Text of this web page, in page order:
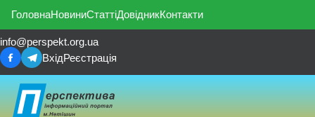
ГоловнаНовиниСтаттіДовідникКонтакти
info@perspekt.org.ua
ВхідРеєстрація